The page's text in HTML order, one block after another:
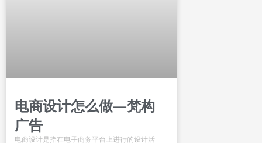
电商设计怎么做—梵构
广告
电商设计是指在电子商务平台上进行的设计活